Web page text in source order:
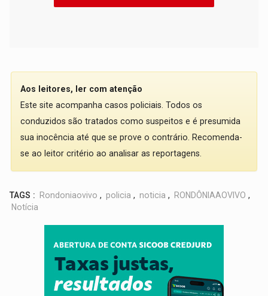
Aos leitores, ler com atenção
Este site acompanha casos policiais. Todos os
conduzidos são tratados como suspeitos e é presumida
sua inocência até que se prove o contrário. Recomenda-
se ao leitor critério ao analisar as reportagens.
TAGS : Rondoniaovivo , policia , noticia , RONDÔNIAAOVIVO ,
Notícia